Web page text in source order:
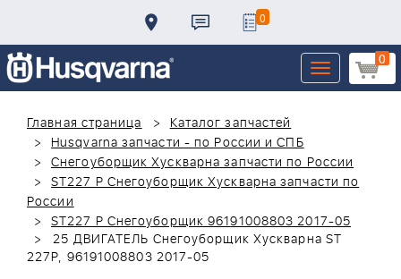
0
0
Toggle
navigation
Главная страница
Каталог запчастей
Husqvarna запчасти - по России и СПБ
Снегоуборщик Хускварна запчасти по России
ST227 P Снегоуборщик Хускварна запчасти по
России
ST227 P Снегоуборщик 96191008803 2017-05
25 ДВИГАТЕЛЬ Снегоуборщик Хускварна ST
227P, 96191008803 2017-05